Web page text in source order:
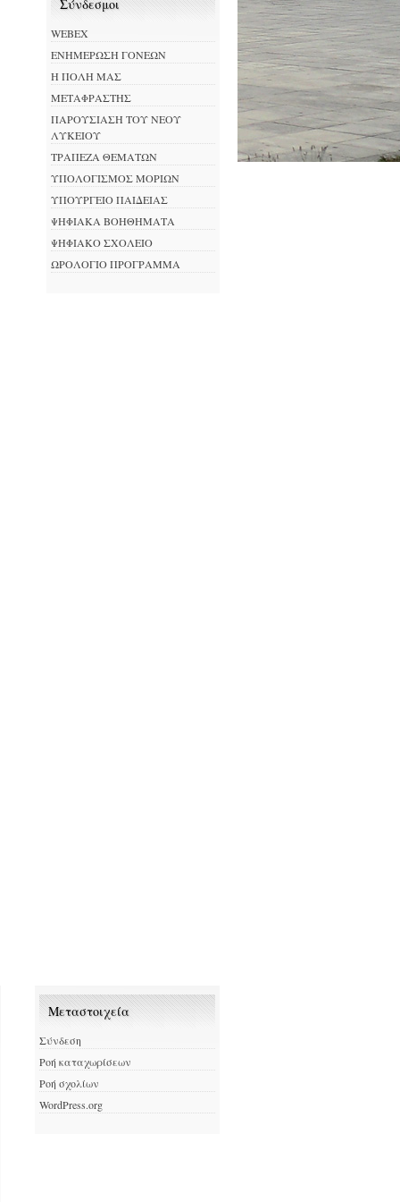
Σύνδεσμοι
WEBEX
ΕΝΗΜΕΡΩΣΗ ΓΟΝΕΩΝ
Η ΠΟΛΗ ΜΑΣ
ΜΕΤΑΦΡΑΣΤΗΣ
ΠΑΡΟΥΣΙΑΣΗ ΤΟΥ ΝΕΟΥ
ΛΥΚΕΙΟΥ
ΤΡΑΠΕΖΑ ΘΕΜΑΤΩΝ
ΥΠΟΛΟΓΙΣΜΟΣ ΜΟΡΙΩΝ
ΥΠΟΥΡΓΕΙΟ ΠΑΙΔΕΙΑΣ
ΨΗΦΙΑΚΑ ΒΟΗΘΗΜΑΤΑ
ΨΗΦΙΑΚΟ ΣΧΟΛΕΙΟ
ΩΡΟΛΟΓΙΟ ΠΡΟΓΡΑΜΜΑ
Μεταστοιχεία
Σύνδεση
Ροή καταχωρίσεων
Ροή σχολίων
WordPress.org